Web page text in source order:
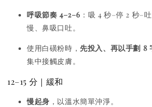
呼吸節奏 4–2–6 ：吸 4 秒–停 2 秒–
慢、鼻吸口吐。
使用白磺粉時，先投入、再以手劃 8
集中接觸皮膚。
12–15 分｜緩和
慢起身 ，以溫水簡單沖淨。